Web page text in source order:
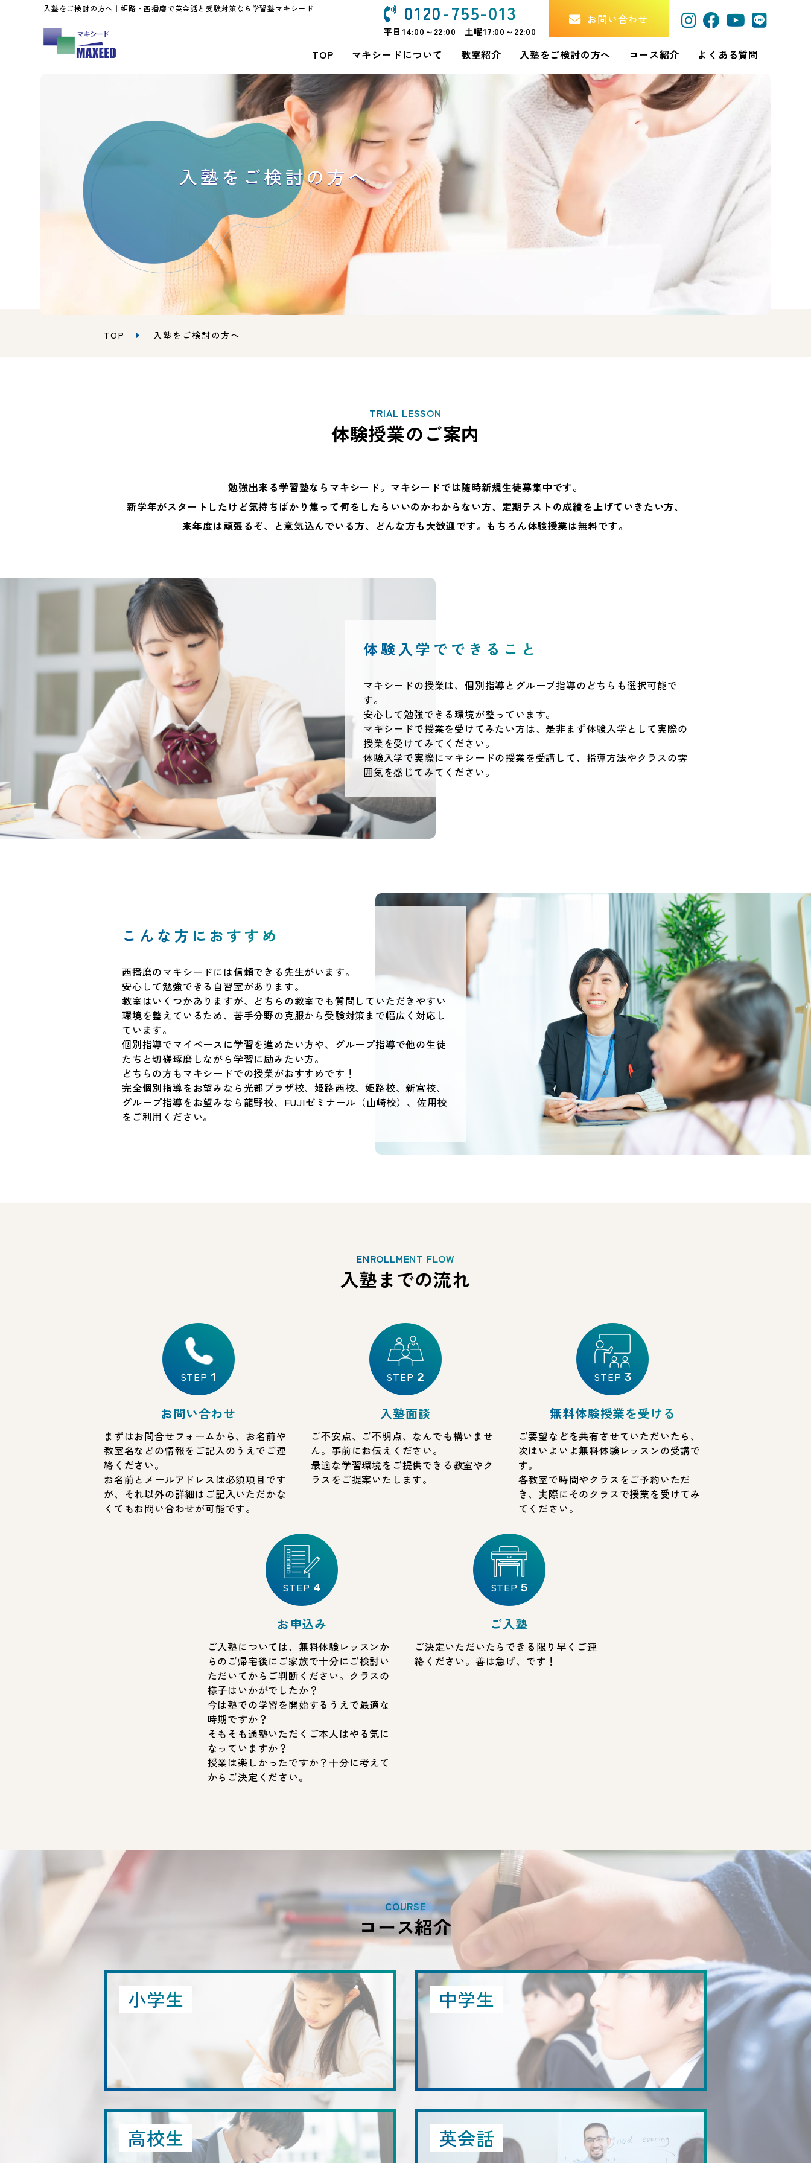
入塾をご検討の方へ｜姫路・西播磨で英会話と受験対策なら学習塾マキシード 0120-755-013
平日14:00～22:00 土曜17:00～22:00
お問い合わせ
TOP マキシードについて 教室紹介 入塾をご検討の方へ コース紹介 よくある質問
入塾をご検討の方へ
TOP 入塾をご検討の方へ
TRIAL LESSON
体験授業のご案内
勉強出来る学習塾ならマキシード。マキシードでは随時新規生徒募集中です。
新学年がスタートしたけど気持ちばかり焦って何をしたらいいのかわからない方、定期テストの成績を上げていきたい方、
来年度は頑張るぞ、と意気込んでいる方、どんな方も大歓迎です。もちろん体験授業は無料です。
体験入学でできること
マキシードの授業は、個別指導とグループ指導のどちらも選択可能で
す。
安心して勉強できる環境が整っています。
マキシードで授業を受けてみたい方は、是非まず体験入学として実際の
授業を受けてみてください。
体験入学で実際にマキシードの授業を受講して、指導方法やクラスの雰
囲気を感じてみてください。
こんな方におすすめ
西播磨のマキシードには信頼できる先生がいます。
安心して勉強できる自習室があります。
教室はいくつかありますが、どちらの教室でも質問していただきやすい
環境を整えているため、苦手分野の克服から受験対策まで幅広く対応し
ています。
個別指導でマイペースに学習を進めたい方や、グループ指導で他の生徒
たちと切磋琢磨しながら学習に励みたい方。
どちらの方もマキシードでの授業がおすすめです！
完全個別指導をお望みなら光都プラザ校、姫路西校、姫路校、新宮校、
グループ指導をお望みなら龍野校、FUJIゼミナール（山崎校）、佐用校
をご利用ください。
ENROLLMENT FLOW
入塾までの流れ
STEP 1
お問い合わせ
まずはお問合せフォームから、お名前や
教室名などの情報をご記入のうえでご連
絡ください。
お名前とメールアドレスは必須項目です
が、それ以外の詳細はご記入いただかな
くてもお問い合わせが可能です。
STEP 2
入塾面談
ご不安点、ご不明点、なんでも構いませ
ん。事前にお伝えください。
最適な学習環境をご提供できる教室やク
ラスをご提案いたします。
STEP 3
無料体験授業を受ける
ご要望などを共有させていただいたら、
次はいよいよ無料体験レッスンの受講で
す。
各教室で時間やクラスをご予約いただ
き、実際にそのクラスで授業を受けてみ
てください。
STEP 4
お申込み
ご入塾については、無料体験レッスンか
らのご帰宅後にご家族で十分にご検討い
ただいてからご判断ください。クラスの
様子はいかがでしたか？
今は塾での学習を開始するうえで最適な
時期ですか？
そもそも通塾いただくご本人はやる気に
なっていますか？
授業は楽しかったですか？十分に考えて
からご決定ください。
STEP 5
ご入塾
ご決定いただいたらできる限り早くご連
絡ください。善は急げ、です！
COURSE
コース紹介
小学生 中学生
高校生 英会話